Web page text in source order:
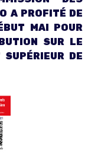
A PROFITÉ DE
MAI POUR
SUR LE
SUPÉRIEUR DE